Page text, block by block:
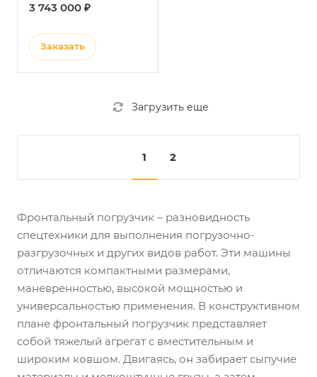
3 743 000 ₽
Заказать
Загрузить еще
1 2
Фронтальный погрузчик – разновидность
спецтехники для выполнения погрузочно-
разгрузочных и других видов работ. Эти машины
отличаются компактными размерами,
маневренностью, высокой мощностью и
универсальностью применения. В конструктивном
плане фронтальный погрузчик представляет
собой тяжелый агрегат с вместительным и
широким ковшом. Двигаясь, он забирает сыпучие